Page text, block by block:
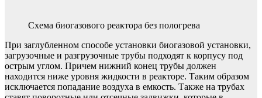
Схема биогазового реактора без пологрева
При заглубленном способе установки биогазовой установки,
загрузочные и разгрузочные трубы подходят к корпусу под
острым углом. Причем нижний конец трубы должен
находится ниже уровня жидкости в реакторе. Таким образом
исключается попадание воздуха в емкость. Также на трубах